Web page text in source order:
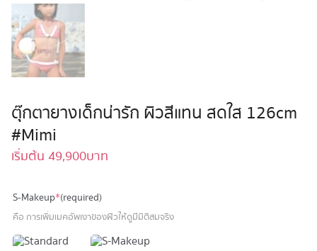
ตุ๊กตายางเด็กน่ารัก ผิวสีแทน สดใส 126cm
#Mimi
เริ่มต้น 49,900บาท
S-Makeup*(required)
คือ การเพิ่มเมคอัพเงาของผิวให้ดูมีมิติสมจริง